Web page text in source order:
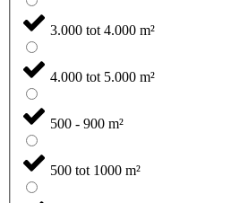
3.000 tot 4.000 m²
4.000 tot 5.000 m²
500 - 900 m²
500 tot 1000 m²